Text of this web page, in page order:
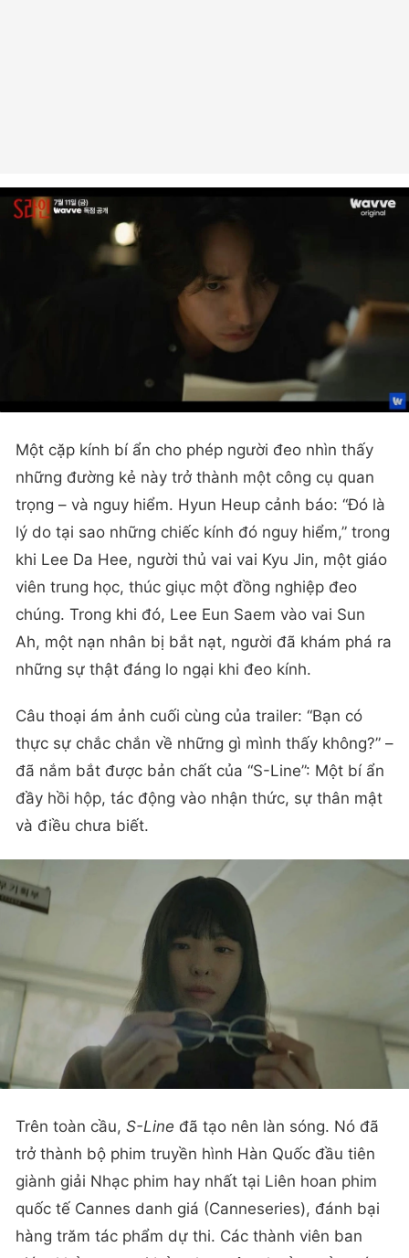
Một cặp kính bí ẩn cho phép người đeo nhìn thấy
những đường kẻ này trở thành một công cụ quan
trọng – và nguy hiểm. Hyun Heup cảnh báo: “Đó là
lý do tại sao những chiếc kính đó nguy hiểm,” trong
khi Lee Da Hee, người thủ vai vai Kyu Jin, một giáo
viên trung học, thúc giục một đồng nghiệp đeo
chúng. Trong khi đó, Lee Eun Saem vào vai Sun
Ah, một nạn nhân bị bắt nạt, người đã khám phá ra
những sự thật đáng lo ngại khi đeo kính.
Câu thoại ám ảnh cuối cùng của trailer: “Bạn có
thực sự chắc chắn về những gì mình thấy không?” –
đã nắm bắt được bản chất của “S-Line”: Một bí ẩn
đầy hồi hộp, tác động vào nhận thức, sự thân mật
và điều chưa biết.
Trên toàn cầu, S-Line đã tạo nên làn sóng. Nó đã
trở thành bộ phim truyền hình Hàn Quốc đầu tiên
giành giải Nhạc phim hay nhất tại Liên hoan phim
quốc tế Cannes danh giá (Canneseries), đánh bại
hàng trăm tác phẩm dự thi. Các thành viên ban